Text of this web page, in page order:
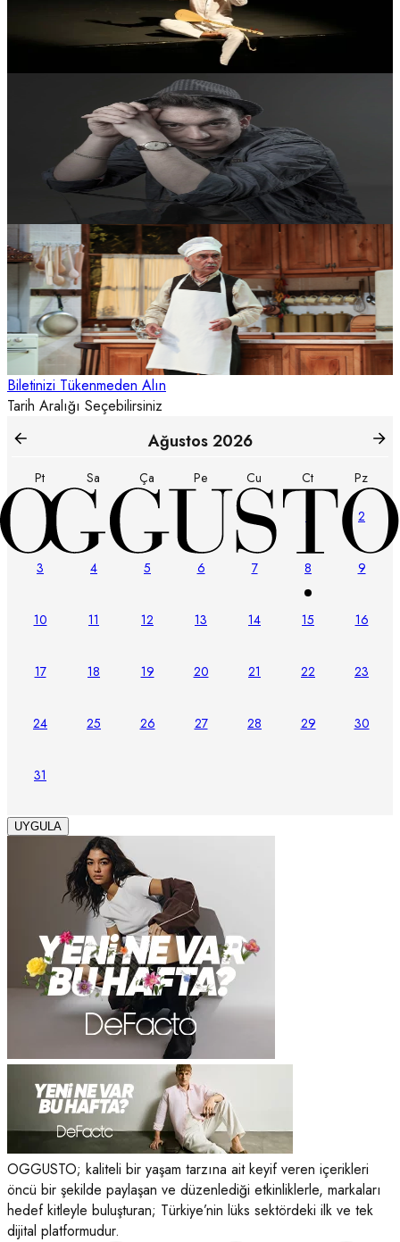
yankılandığı, seyirciyi hem duyguda hem düşüncede yakalayan
bir türkü müzikali…
5 Ağustos 21:00
Sergen Deveci “Ketenpere/Olan”
Sergen Deveci, münzeviliğin zorunluluktan mı yoksa tercihten mi
doğduğunu sorgulayan etkileyici gösterisiyle sahnede!
Maximum Uniq Açıkhava
18 Ağustos 21:00
Zengin Mutfağı
Zengin Mutfağı, Şener Şen’in başrolünde Türkiye turnesi
kapsamında 15-16 Haziran 1970 sürecini sahneye taşıyor.
SATIN AL
Biletinizi Tükenmeden Alın
Tarih Aralığı Seçebilirsiniz
Ağustos 2026
Pt Sa Ça Pe Cu Ct Pz
2
3 4 5 6 7 8 9
10 11 12 13 14 15 16
17 18 19 20 21 22 23
24 25 26 27 28 29 30
31
UYGULA
OGGUSTO; kaliteli bir yaşam tarzına ait keyif veren içerikleri
öncü bir şekilde paylaşan ve düzenlediği etkinliklerle, markaları
hedef kitleyle buluşturan; Türkiye’nin lüks sektördeki ilk ve tek
dijital platformudur.